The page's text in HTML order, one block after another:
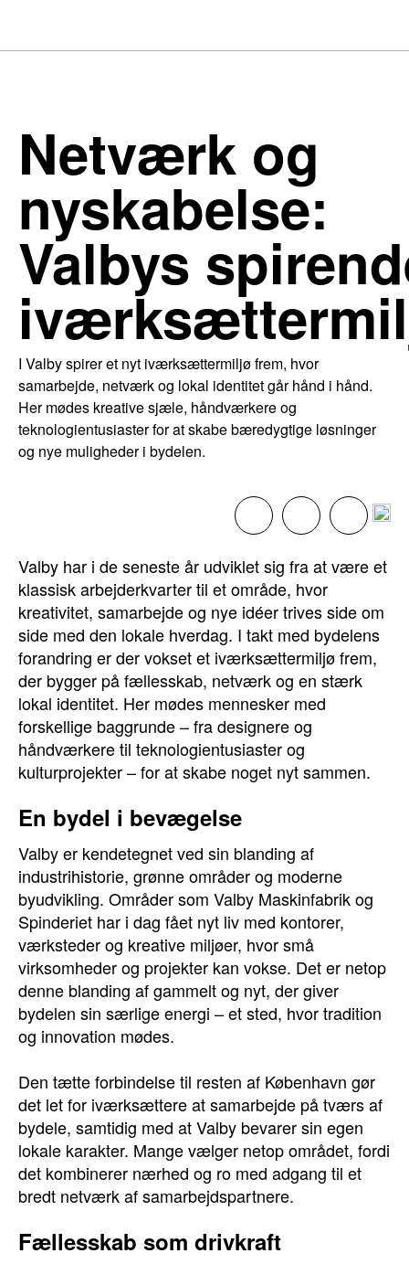
Netværk og
nyskabelse:
Valbys
I Valby spirer et nyt iværksættermiljø frem, hvor
samarbejde, netværk og lokal identitet går hånd i hånd.
Her mødes kreative sjæle, håndværkere og
teknologientusiaster for at skabe bæredygtige løsninger
og nye muligheder i bydelen.
Valby har i de seneste år udviklet sig fra at være et
klassisk arbejderkvarter til et område, hvor
kreativitet, samarbejde og nye idéer trives side om
side med den lokale hverdag. I takt med bydelens
forandring er der vokset et iværksættermiljø frem,
der bygger på fællesskab, netværk og en stærk
lokal identitet. Her mødes mennesker med
forskellige baggrunde – fra designere og
håndværkere til teknologientusiaster og
kulturprojekter – for at skabe noget nyt sammen.
En bydel i bevægelse
Valby er kendetegnet ved sin blanding af
industrihistorie, grønne områder og moderne
byudvikling. Områder som Valby Maskinfabrik og
Spinderiet har i dag fået nyt liv med kontorer,
værksteder og kreative miljøer, hvor små
virksomheder og projekter kan vokse. Det er netop
denne blanding af gammelt og nyt, der giver
bydelen sin særlige energi – et sted, hvor tradition
og innovation mødes.
Den tætte forbindelse til resten af København gør
det let for iværksættere at samarbejde på tværs af
bydele, samtidig med at Valby bevarer sin egen
lokale karakter. Mange vælger netop området, fordi
det kombinerer nærhed og ro med adgang til et
bredt netværk af samarbejdspartnere.
Fællesskab som drivkraft